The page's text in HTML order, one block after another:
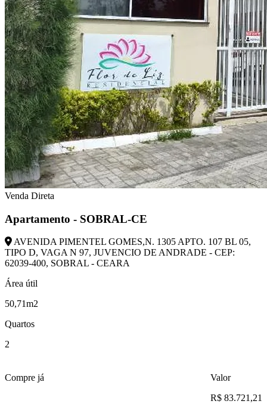
Venda Direta
Apartamento - SOBRAL-CE
AVENIDA PIMENTEL GOMES,N. 1305 APTO. 107 BL 05,
TIPO D, VAGA N 97, JUVENCIO DE ANDRADE - CEP:
62039-400, SOBRAL - CEARA
Área útil
50,71m2
Quartos
2
Compre já
Valor
R$ 83.721,21